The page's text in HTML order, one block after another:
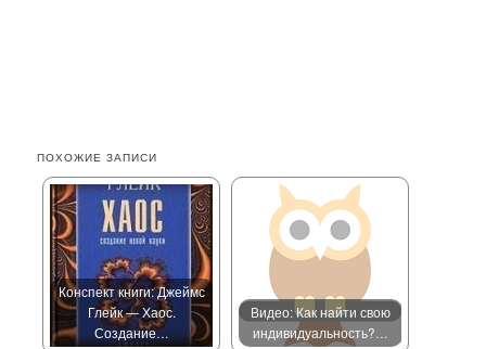
ПОХОЖИЕ ЗАПИСИ
Конспект книги: Джеймс
Глейк — Хаос.
Создание…
Видео: Как найти свою
индивидуальность?…